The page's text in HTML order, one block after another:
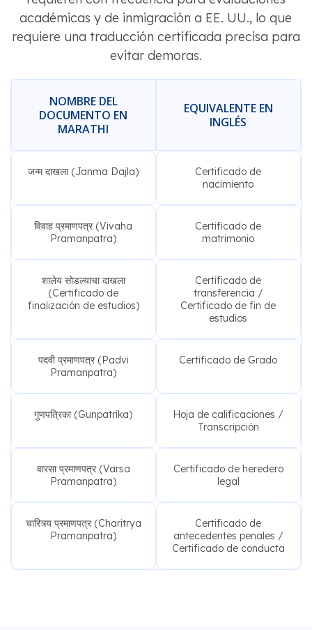
académicas y de inmigración a EE. UU., lo que
requiere una traducción certificada precisa para
evitar demoras.
NOMBRE DEL
DOCUMENTO EN
MARATHI
EQUIVALENTE EN
INGLÉS
जन्म दाखला (Janma Dajla)
Certificado de
nacimiento
विवाह प्रमाणपत्र (Vivaha
Pramanpatra)
Certificado de
matrimonio
शालेय सोडल्याचा दाखला
(Certificado de
finalización de estudios)
Certificado de
transferencia /
Certificado de fin de
estudios
पदवी प्रमाणपत्र (Padvi
Pramanpatra)
Certificado de Grado
गुणपत्रिका (Gunpatrika)
Hoja de calificaciones /
Transcripción
वारसा प्रमाणपत्र (Varsa
Pramanpatra)
Certificado de heredero
legal
चारित्र्य प्रमाणपत्र (Charitrya
Pramanpatra)
Certificado de
antecedentes penales /
Certificado de conducta